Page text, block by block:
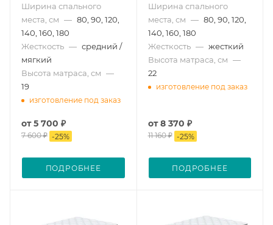
Ширина спального
места, см — 80, 90, 120,
140, 160, 180
Жесткость — средний /
мягкий
Высота матраса, см —
19
изготовление под заказ
от5 700 ₽
7 600 ₽ -25%
ПОДРОБНЕЕ
Ширина спального
места, см — 80, 90, 120,
140, 160, 180
Жесткость — жесткий
Высота матраса, см —
22
изготовление под заказ
от8 370 ₽
11 160 ₽ -25%
ПОДРОБНЕЕ